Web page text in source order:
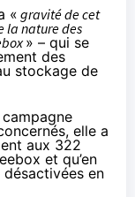
« gravité de cet
la nature des
» – qui se
des
stockage de
campagne
elle a
aux 322
et qu’en
en